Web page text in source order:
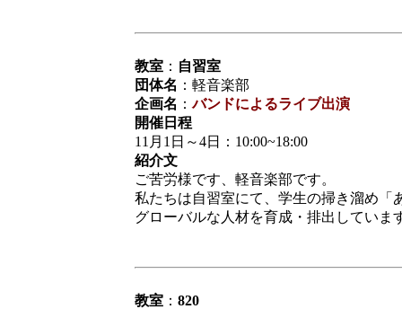
教室 ： 自習室
団体名 ：軽音楽部
企画名 ：バンドによるライブ出演
開催日程
11月1日～4日：10:00~18:00
紹介文
ご苦労様です、軽音楽部です。
私たちは自習室にて、学生の掃き溜め「
グローバルな人材を育成・排出していま
教室 ： 820